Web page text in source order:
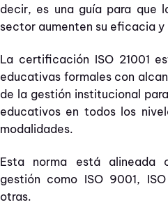
decir, es una guía para que
sector aumenten su eficacia
La certificación ISO 21001
educativas formales con
de la gestión institucional
educativos en todos los
modalidades.
Esta norma está alineada
gestión como ISO 9001,
otras.